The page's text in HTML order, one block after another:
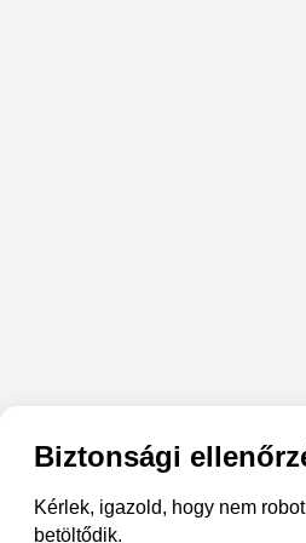
Biztonsági
Kérlek, igazold, hogy nem
betöltődik.